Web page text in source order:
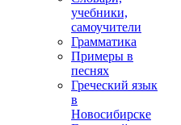
учебники,
самоучители
Грамматика
Примеры в
песнях
Греческий язык
в
Новосибирске